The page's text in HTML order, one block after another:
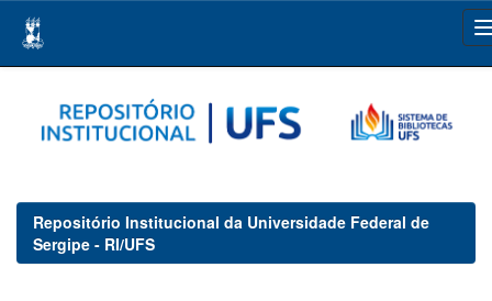
navigation
Repositório Institucional da Universidade Federal de
Sergipe - RI/UFS